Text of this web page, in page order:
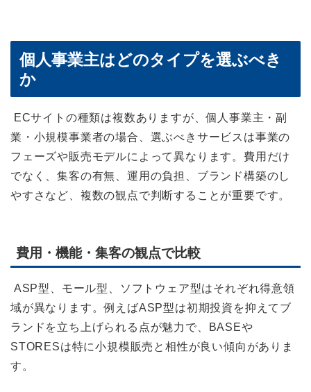
個人事業主はどのタイプを選ぶべき
か
ECサイトの種類は複数ありますが、個人事業主・副
業・小規模事業者の場合、選ぶべきサービスは事業の
フェーズや販売モデルによって異なります。費用だけ
でなく、集客の有無、運用の負担、ブランド構築のし
やすさなど、複数の観点で判断することが重要です。
費用・機能・集客の観点で比較
ASP型、モール型、ソフトウェア型はそれぞれ得意領
域が異なります。例えばASP型は初期投資を抑えてブ
ランドを立ち上げられる点が魅力で、BASEや
STORESは特に小規模販売と相性が良い傾向がありま
す。